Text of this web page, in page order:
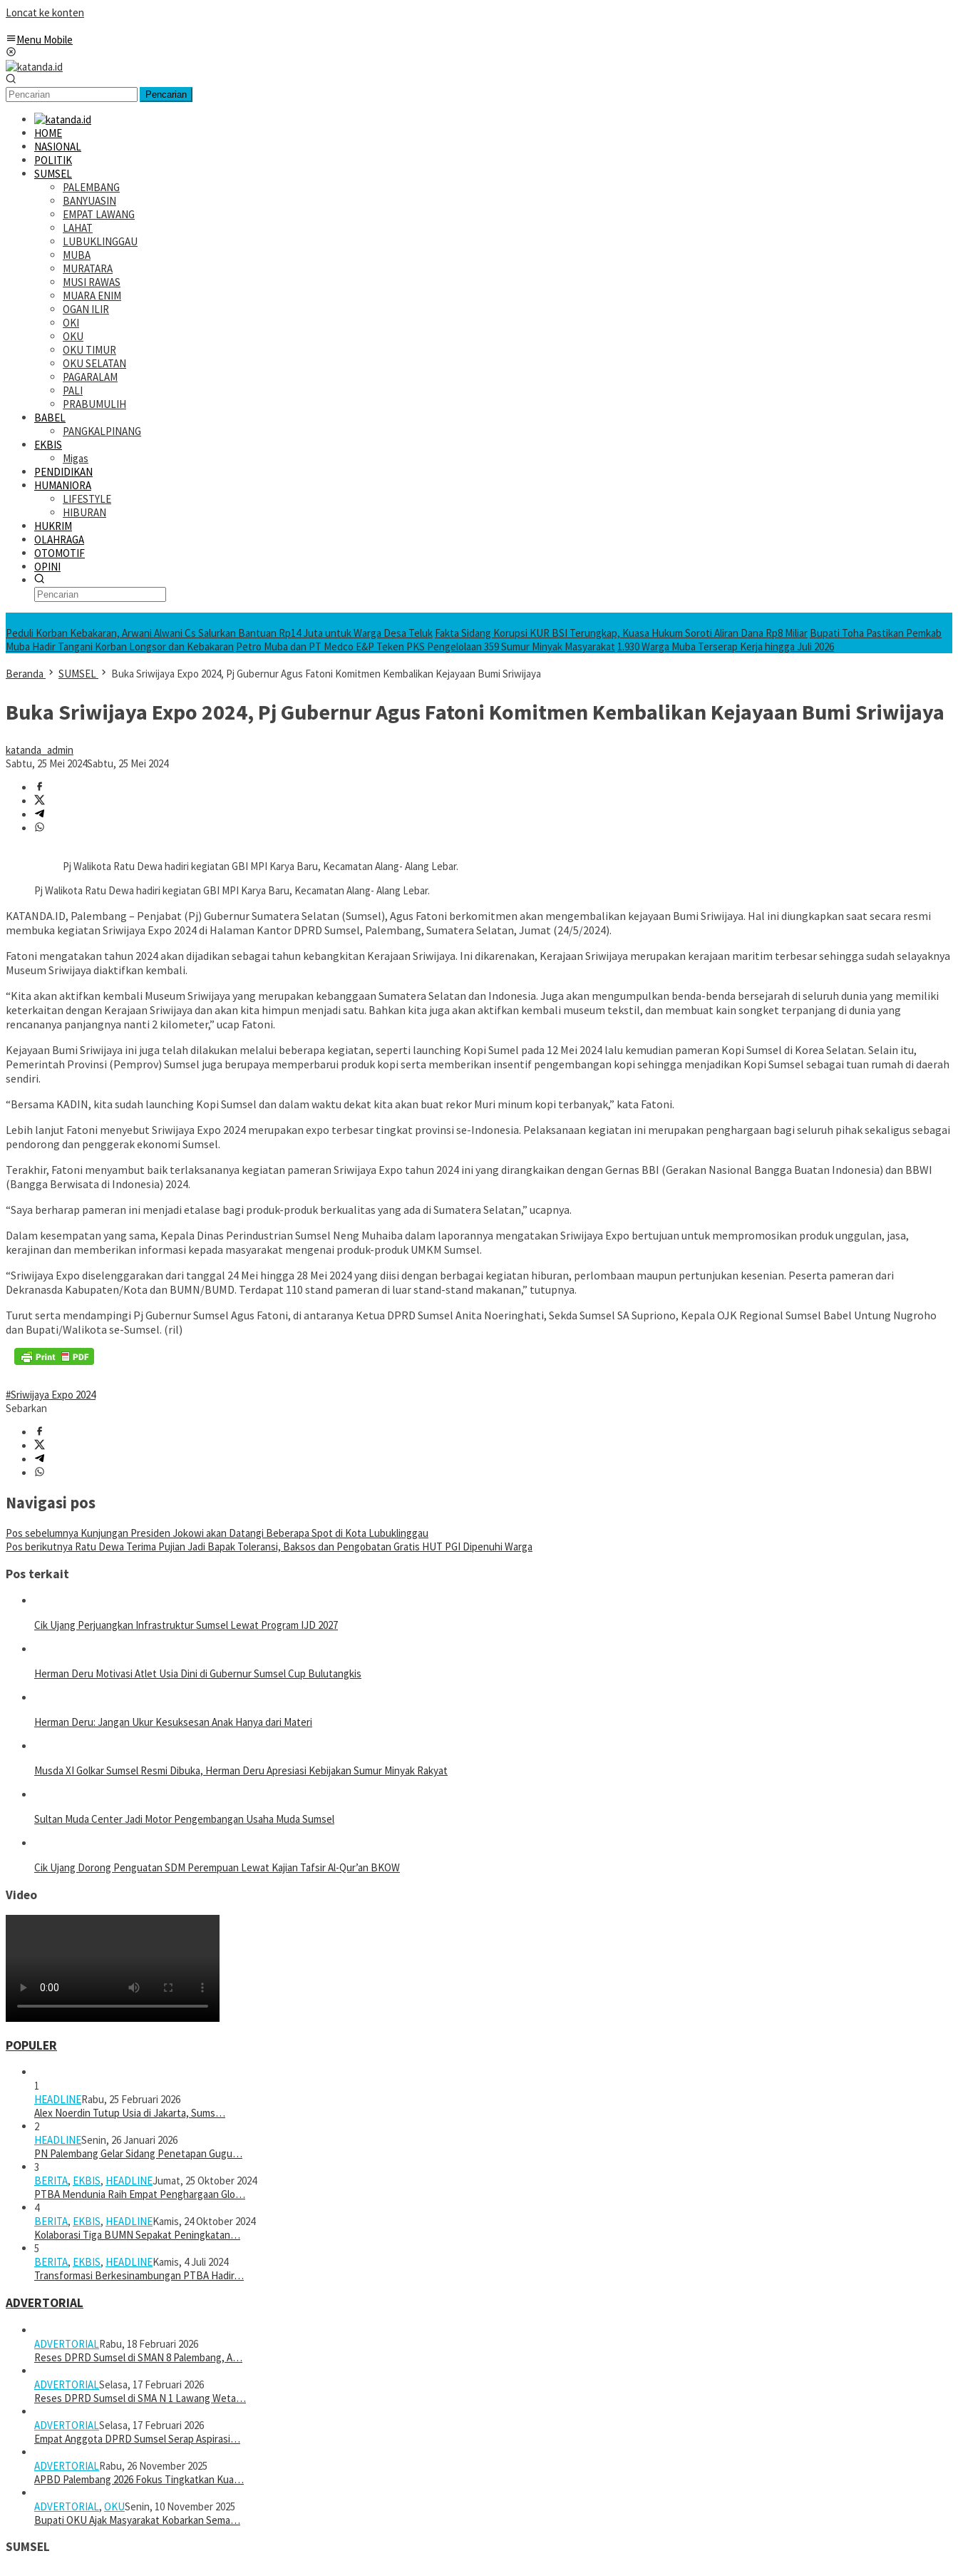
Loncat ke konten
Menu Mobile
Pencarian
HOME
NASIONAL
POLITIK
SUMSEL
PALEMBANG
BANYUASIN
EMPAT LAWANG
LAHAT
LUBUKLINGGAU
MUBA
MURATARA
MUSI RAWAS
MUARA ENIM
OGAN ILIR
OKI
OKU
OKU TIMUR
OKU SELATAN
PAGARALAM
PALI
PRABUMULIH
BABEL
PANGKALPINANG
EKBIS
Migas
PENDIDIKAN
HUMANIORA
LIFESTYLE
HIBURAN
HUKRIM
OLAHRAGA
OTOMOTIF
OPINI
Peduli Korban Kebakaran, Arwani Alwani Cs Salurkan Bantuan Rp14 Juta untuk Warga Desa Teluk Fakta Sidang Korupsi KUR BSI Terungkap, Kuasa Hukum Soroti Aliran Dana Rp8 Miliar Bupati Toha Pastikan Pemkab
Muba Hadir Tangani Korban Longsor dan Kebakaran Petro Muba dan PT Medco E&P Teken PKS Pengelolaan 359 Sumur Minyak Masyarakat 1.930 Warga Muba Terserap Kerja hingga Juli 2026
Beranda
SUMSEL Buka Sriwijaya Expo 2024, Pj Gubernur Agus Fatoni Komitmen Kembalikan Kejayaan Bumi Sriwijaya
Buka Sriwijaya Expo 2024, Pj Gubernur Agus Fatoni Komitmen Kembalikan Kejayaan Bumi Sriwijaya
katanda_admin
Sabtu, 25 Mei 2024Sabtu, 25 Mei 2024
Pj Walikota Ratu Dewa hadiri kegiatan GBI MPI Karya Baru, Kecamatan Alang- Alang Lebar.
Pj Walikota Ratu Dewa hadiri kegiatan GBI MPI Karya Baru, Kecamatan Alang- Alang Lebar.
KATANDA.ID, Palembang – Penjabat (Pj) Gubernur Sumatera Selatan (Sumsel), Agus Fatoni berkomitmen akan mengembalikan kejayaan Bumi Sriwijaya. Hal ini diungkapkan saat secara resmi
membuka kegiatan Sriwijaya Expo 2024 di Halaman Kantor DPRD Sumsel, Palembang, Sumatera Selatan, Jumat (24/5/2024).
Fatoni mengatakan tahun 2024 akan dijadikan sebagai tahun kebangkitan Kerajaan Sriwijaya. Ini dikarenakan, Kerajaan Sriwijaya merupakan kerajaan maritim terbesar sehingga sudah selayaknya
Museum Sriwijaya diaktifkan kembali.
“Kita akan aktifkan kembali Museum Sriwijaya yang merupakan kebanggaan Sumatera Selatan dan Indonesia. Juga akan mengumpulkan benda-benda bersejarah di seluruh dunia yang memiliki
keterkaitan dengan Kerajaan Sriwijaya dan akan kita himpun menjadi satu. Bahkan kita juga akan aktifkan kembali museum tekstil, dan membuat kain songket terpanjang di dunia yang
rencananya panjangnya nanti 2 kilometer,” ucap Fatoni.
Kejayaan Bumi Sriwijaya ini juga telah dilakukan melalui beberapa kegiatan, seperti launching Kopi Sumel pada 12 Mei 2024 lalu kemudian pameran Kopi Sumsel di Korea Selatan. Selain itu,
Pemerintah Provinsi (Pemprov) Sumsel juga berupaya memperbarui produk kopi serta memberikan insentif pengembangan kopi sehingga menjadikan Kopi Sumsel sebagai tuan rumah di daerah
sendiri.
“Bersama KADIN, kita sudah launching Kopi Sumsel dan dalam waktu dekat kita akan buat rekor Muri minum kopi terbanyak,” kata Fatoni.
Lebih lanjut Fatoni menyebut Sriwijaya Expo 2024 merupakan expo terbesar tingkat provinsi se-Indonesia. Pelaksanaan kegiatan ini merupakan penghargaan bagi seluruh pihak sekaligus sebagai
pendorong dan penggerak ekonomi Sumsel.
Terakhir, Fatoni menyambut baik terlaksananya kegiatan pameran Sriwijaya Expo tahun 2024 ini yang dirangkaikan dengan Gernas BBI (Gerakan Nasional Bangga Buatan Indonesia) dan BBWI
(Bangga Berwisata di Indonesia) 2024.
“Saya berharap pameran ini menjadi etalase bagi produk-produk berkualitas yang ada di Sumatera Selatan,” ucapnya.
Dalam kesempatan yang sama, Kepala Dinas Perindustrian Sumsel Neng Muhaiba dalam laporannya mengatakan Sriwijaya Expo bertujuan untuk mempromosikan produk unggulan, jasa,
kerajinan dan memberikan informasi kepada masyarakat mengenai produk-produk UMKM Sumsel.
“Sriwijaya Expo diselenggarakan dari tanggal 24 Mei hingga 28 Mei 2024 yang diisi dengan berbagai kegiatan hiburan, perlombaan maupun pertunjukan kesenian. Peserta pameran dari
Dekranasda Kabupaten/Kota dan BUMN/BUMD. Terdapat 110 stand pameran di luar stand-stand makanan,” tutupnya.
Turut serta mendampingi Pj Gubernur Sumsel Agus Fatoni, di antaranya Ketua DPRD Sumsel Anita Noeringhati, Sekda Sumsel SA Supriono, Kepala OJK Regional Sumsel Babel Untung Nugroho
dan Bupati/Walikota se-Sumsel. (ril)
#Sriwijaya Expo 2024
Sebarkan
Navigasi pos
Pos sebelumnya Kunjungan Presiden Jokowi akan Datangi Beberapa Spot di Kota Lubuklinggau
Pos berikutnya Ratu Dewa Terima Pujian Jadi Bapak Toleransi, Baksos dan Pengobatan Gratis HUT PGI Dipenuhi Warga
Pos terkait
Cik Ujang Perjuangkan Infrastruktur Sumsel Lewat Program IJD 2027
Herman Deru Motivasi Atlet Usia Dini di Gubernur Sumsel Cup Bulutangkis
Herman Deru: Jangan Ukur Kesuksesan Anak Hanya dari Materi
Musda XI Golkar Sumsel Resmi Dibuka, Herman Deru Apresiasi Kebijakan Sumur Minyak Rakyat
Sultan Muda Center Jadi Motor Pengembangan Usaha Muda Sumsel
Cik Ujang Dorong Penguatan SDM Perempuan Lewat Kajian Tafsir Al-Qur’an BKOW
Video
POPULER
1
HEADLINERabu, 25 Februari 2026
Alex Noerdin Tutup Usia di Jakarta, Sums…
2
HEADLINESenin, 26 Januari 2026
PN Palembang Gelar Sidang Penetapan Gugu…
3
BERITA, EKBIS, HEADLINEJumat, 25 Oktober 2024
PTBA Mendunia Raih Empat Penghargaan Glo…
4
BERITA, EKBIS, HEADLINEKamis, 24 Oktober 2024
Kolaborasi Tiga BUMN Sepakat Peningkatan…
5
BERITA, EKBIS, HEADLINEKamis, 4 Juli 2024
Transformasi Berkesinambungan PTBA Hadir…
ADVERTORIAL
ADVERTORIALRabu, 18 Februari 2026
Reses DPRD Sumsel di SMAN 8 Palembang, A…
ADVERTORIALSelasa, 17 Februari 2026
Reses DPRD Sumsel di SMA N 1 Lawang Weta…
ADVERTORIALSelasa, 17 Februari 2026
Empat Anggota DPRD Sumsel Serap Aspirasi…
ADVERTORIALRabu, 26 November 2025
APBD Palembang 2026 Fokus Tingkatkan Kua…
ADVERTORIAL, OKUSenin, 10 November 2025
Bupati OKU Ajak Masyarakat Kobarkan Sema…
SUMSEL